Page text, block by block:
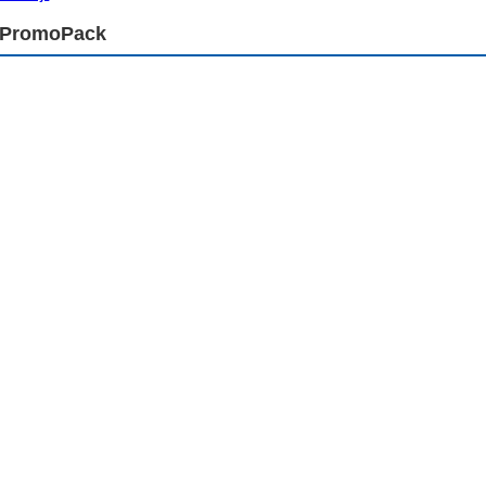
PromoPack